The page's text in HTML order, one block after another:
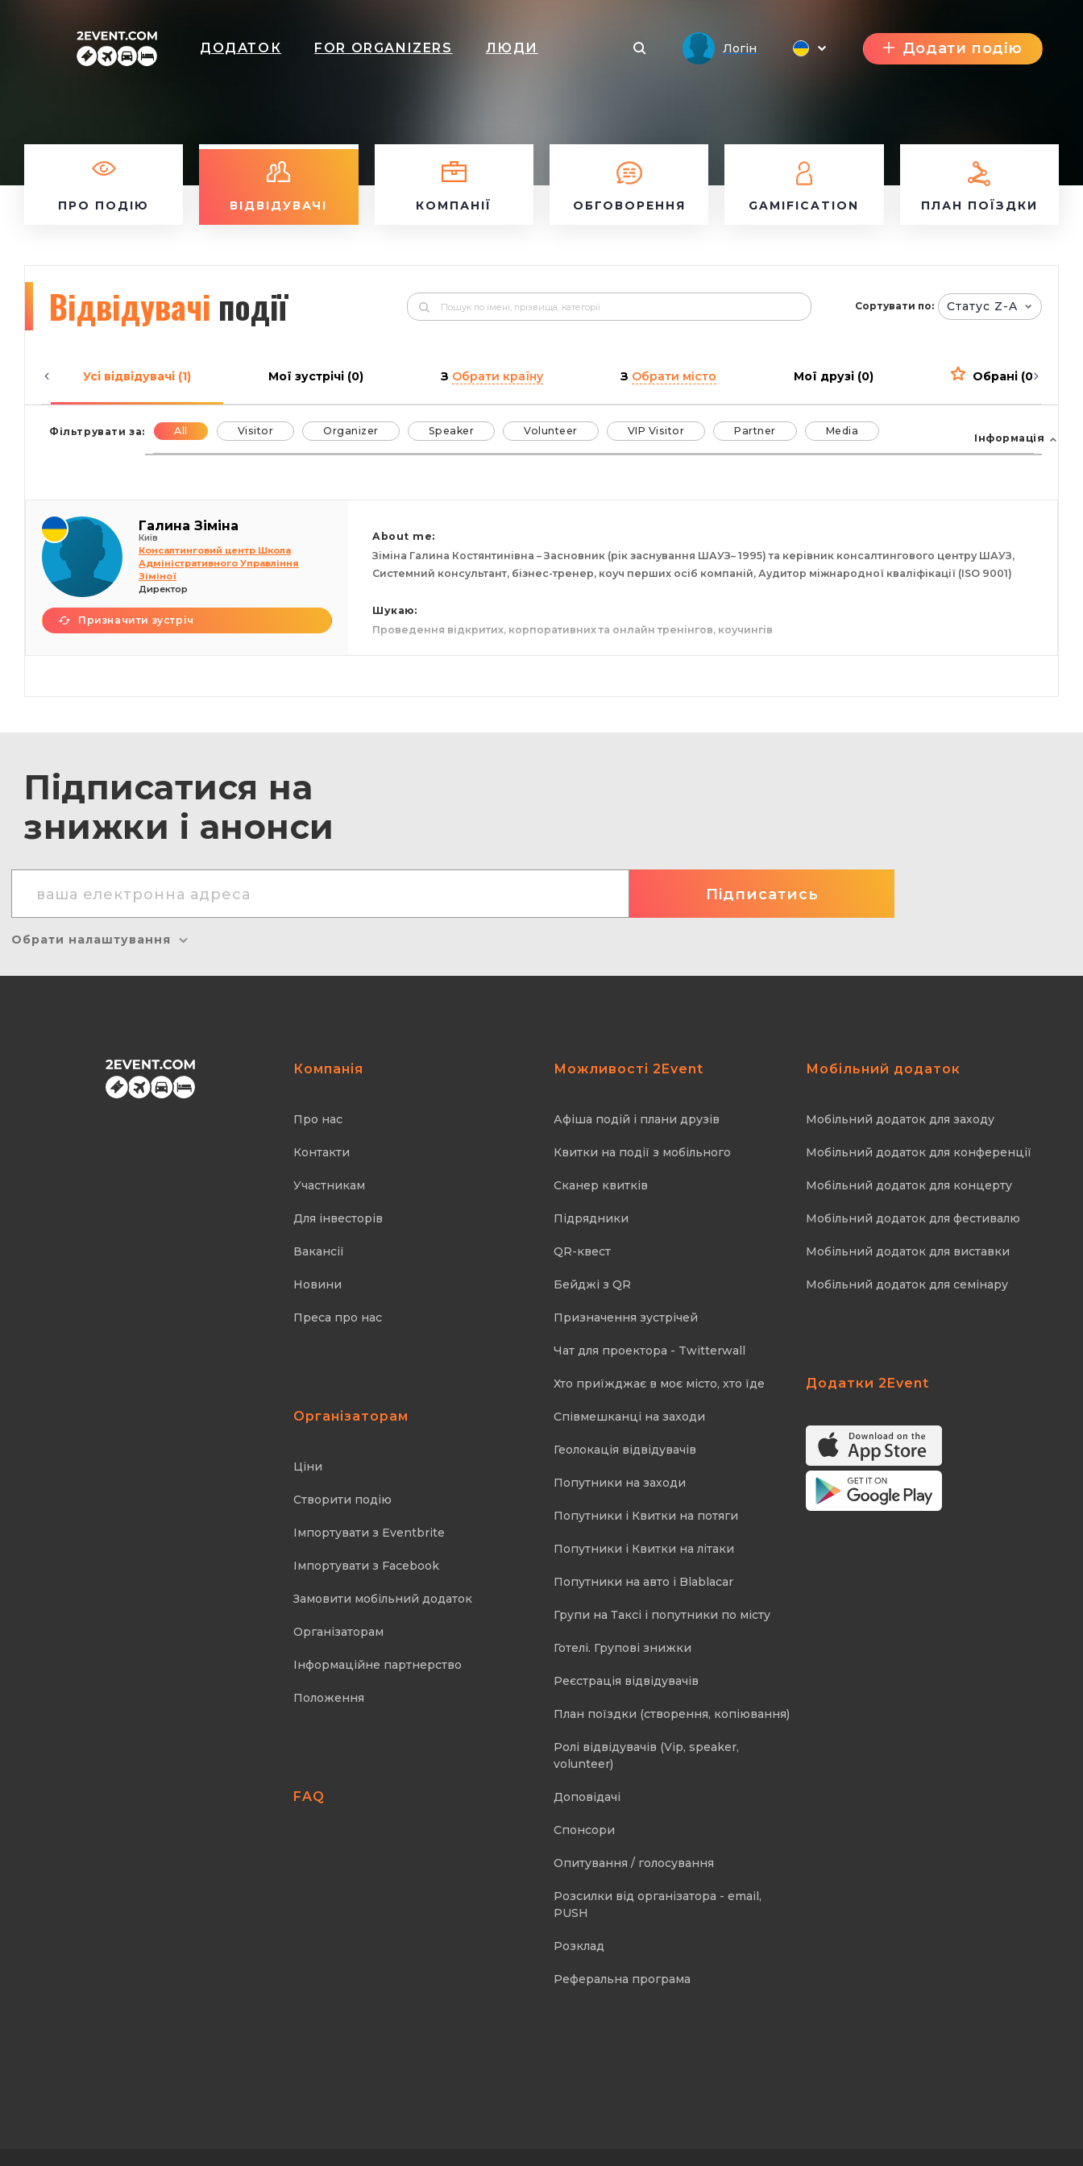
ДОДАТОК FOR ORGANIZERS ЛЮДИ Логін Додати подію
ПРО ПОДІЮ ВІДВІДУВАЧІ КОМПАНІЇ ОБГОВОРЕННЯ GAMIFICATION ПЛАН ПОЇЗДКИ
Відвідувачі події Сортувати по: Статус Z-A
Усі відвідувачі (1) Мої зустрічі (0) З Обрати країну З Обрати місто Мої друзі (0) Обрані (0)
Фільтрувати за: All Visitor Organizer Speaker Volunteer VIP Visitor Partner Media
Інформація
Галина Зіміна
Київ
Консалтинговий центр Школа
Адміністративного Управління
Зіміної
Директор
Призначити зустріч
About me:
Зіміна Галина Костянтинівна – Засновник (рік заснування ШАУЗ– 1995) та керівник консалтингового центру ШАУЗ,
Системний консультант, бізнес-тренер, коуч перших осіб компаній, Аудитор міжнародної кваліфікації (ІSO 9001)
Шукаю:
Проведення відкритих, корпоративних та онлайн тренінгов, коучингів
Підписатися на
знижки і анонси
Обрати налаштування
Компанія
Про нас
Контакти
Участникам
Для інвесторів
Вакансії
Новини
Преса про нас
Організаторам
Ціни
Створити подію
Імпортувати з Eventbrite
Імпортувати з Facebook
Замовити мобільний додаток
Організаторам
Інформаційне партнерство
Положення
FAQ
Можливості 2Event
Афіша подій і плани друзів
Квитки на події з мобільного
Cканер квитків
Підрядники
QR-квест
Бейджі з QR
Призначення зустрічей
Чат для проектора - Twitterwall
Хто приїжджає в моє місто, хто їде
Співмешканці на заходи
Геолокація відвідувачів
Попутники на заходи
Попутники і Квитки на потяги
Попутники і Квитки на літаки
Попутники на авто і Blablacar
Групи на Таксі і попутники по місту
Готелі. Групові знижки
Реєстрація відвідувачів
План поїздки (створення, копіювання)
Ролі відвідувачів (Vip, speaker,
volunteer)
Доповідачі
Спонсори
Опитування / голосування
Розсилки від організатора - email,
PUSH
Розклад
Реферальна програма
Мобільний додаток
Мобільний додаток для заходу
Мобільний додаток для конференції
Мобільний додаток для концерту
Мобільний додаток для фестивалю
Мобільний додаток для виставки
Мобільний додаток для семінару
Додатки 2Event